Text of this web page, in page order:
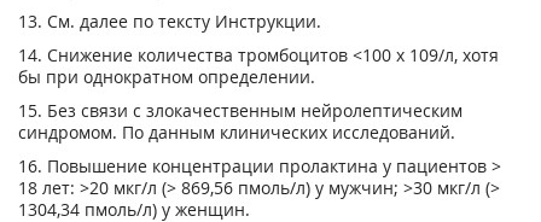
13. См. далее по тексту Инструкции.
14. Снижение количества тромбоцитов <100 х 109/л, хотя
бы при однократном определении.
15. Без связи с злокачественным нейролептическим
синдромом. По данным клинических исследований.
16. Повышение концентрации пролактина у пациентов >
18 лет: >20 мкг/л (> 869,56 пмоль/л) у мужчин; >30 мкг/л (>
1304,34 пмоль/л) у женщин.